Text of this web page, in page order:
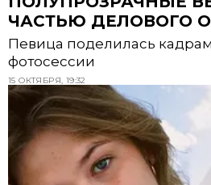
ЧАСТЬЮ ДЕЛОВОГО
Певица поделилась
фотосессии
15 ОКТЯБРЯ, 19:32